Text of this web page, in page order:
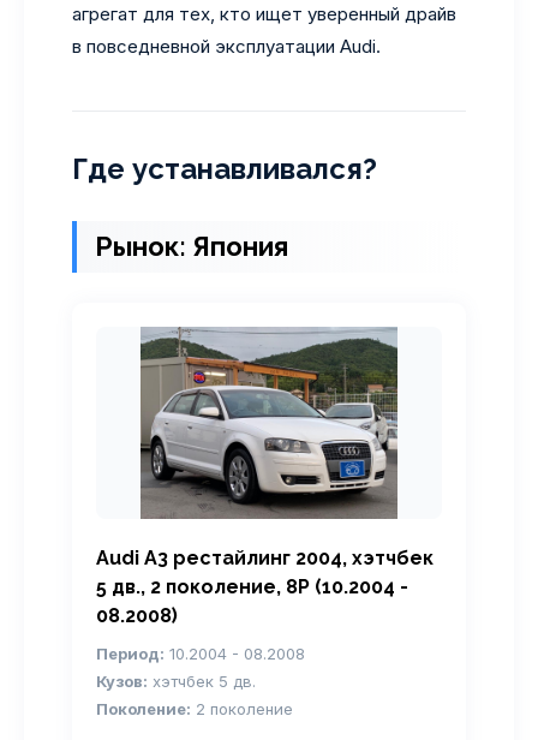
агрегат для тех, кто ищет уверенный драйв
в повседневной эксплуатации Audi.
Где устанавливался?
Рынок: Япония
Audi A3 рестайлинг 2004, хэтчбек
5 дв., 2 поколение, 8P (10.2004 -
08.2008)
Период: 10.2004 - 08.2008
Кузов: хэтчбек 5 дв.
Поколение: 2 поколение